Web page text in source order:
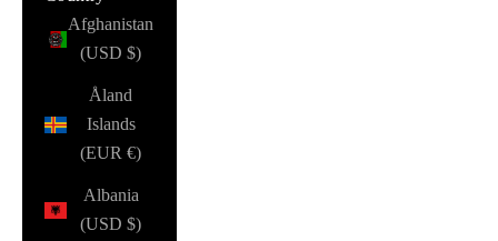
Afghanistan
(USD $)
Åland
Islands
(EUR €)
Albania
(USD $)